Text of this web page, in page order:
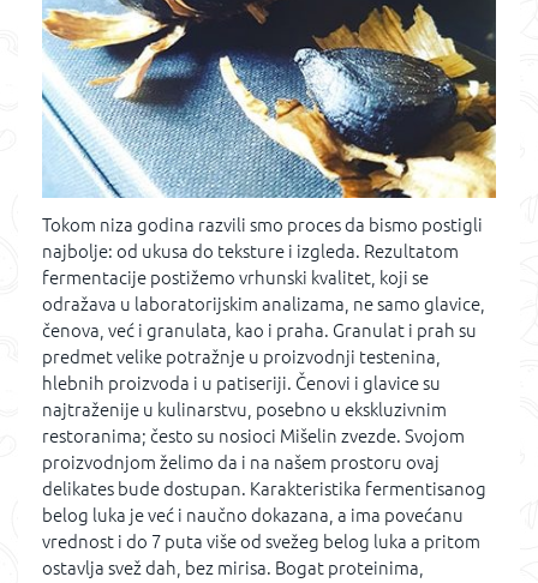
Tokom niza godina razvili smo proces da bismo postigli
najbolje: od ukusa do teksture i izgleda. Rezultatom
fermentacije postižemo vrhunski kvalitet, koji se
odražava u laboratorijskim analizama, ne samo glavice,
čenova, već i granulata, kao i praha. Granulat i prah su
predmet velike potražnje u proizvodnji testenina,
hlebnih proizvoda i u patiseriji. Čenovi i glavice su
najtraženije u kulinarstvu, posebno u ekskluzivnim
restoranima; često su nosioci Mišelin zvezde. Svojom
proizvodnjom želimo da i na našem prostoru ovaj
delikates bude dostupan. Karakteristika fermentisanog
belog luka je već i naučno dokazana, a ima povećanu
vrednost i do 7 puta više od svežeg belog luka a pritom
ostavlja svež dah, bez mirisa. Bogat proteinima,